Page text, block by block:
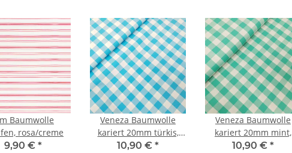
Baumwolle
rosa/creme
9,90 € *
Veneza Baumwolle
kariert 20mm türkis,
weiß
10,90 € *
Veneza Baumwolle
kariert 20mm mint,
weiß
10,90 € *